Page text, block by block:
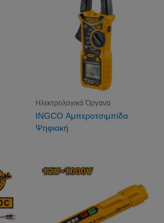
Ηλεκτρολογικά Όργανα
INGCO Αμπεροτσιμπίδα
Ψηφιακή